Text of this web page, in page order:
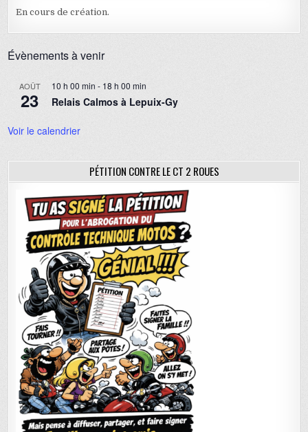
En cours de création.
Évènements à venir
AOÛT
23
10 h 00 min - 18 h 00 min
Relais Calmos à Lepuix-Gy
Voir le calendrier
PÉTITION CONTRE LE CT 2 ROUES